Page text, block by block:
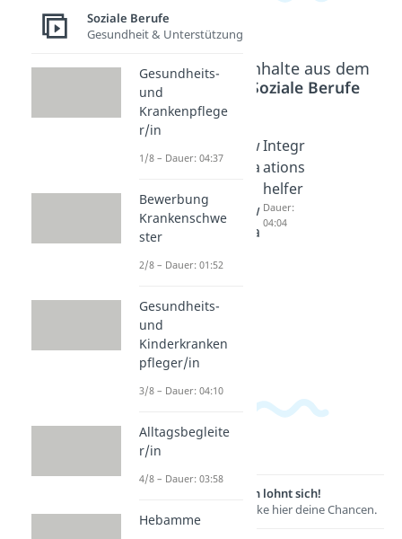
Beliebte Inhalte aus dem
Soziale Berufe
ssisten
Soziala
Dauer:
Hausw
irtscha
Hausw
irtscha
Dauer:
Integr
ations
helfer
Dauer:
04:04
Lernen lohnt sich!
Entdecke hier deine Chancen.
Soziale Berufe
Gesundheit & Unterstützung
Gesundheits-
und
Krankenpflege
r/in
1/8 – Dauer: 04:37
Bewerbung
Krankenschwe
ster
2/8 – Dauer: 01:52
Gesundheits-
und
Kinderkranken
pfleger/in
3/8 – Dauer: 04:10
Alltagsbegleite
r/in
4/8 – Dauer: 03:58
Hebamme